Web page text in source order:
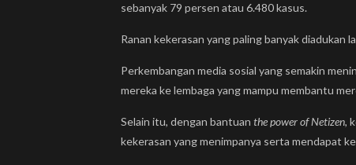
sebanyak 79 persen atau 6.480 kasus.
Ranan kekerasan yang paling banyak diadukan
Perkembangan media sosial yang semakin
mereka ke lembaga yang mampu membantu
Selain itu, dengan bantuan the power of Netizen,
kekerasan yang menimpanya serta mendapat